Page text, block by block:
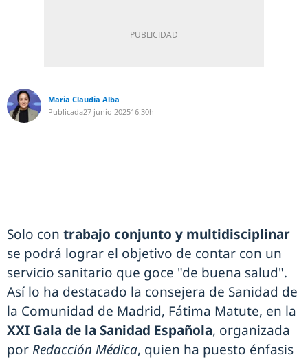
Maria Claudia Alba
Publicada27 junio 202516:30h
Solo con trabajo conjunto y multidisciplinar
se podrá lograr el objetivo de contar con un
servicio sanitario que goce "de buena salud".
Así lo ha destacado la consejera de Sanidad de
la Comunidad de Madrid, Fátima Matute, en la
XXI Gala de la Sanidad Española, organizada
porRedacción Médica, quien ha puesto énfasis